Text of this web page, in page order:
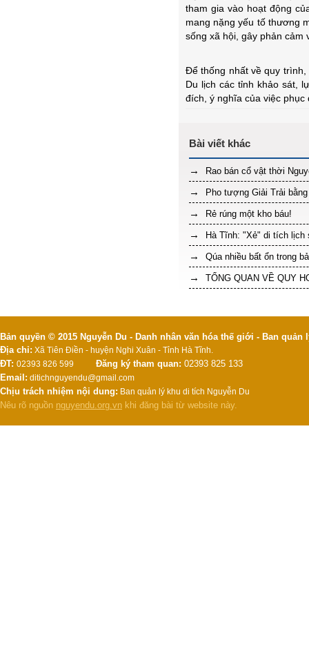
tham gia vào hoạt động
mang nặng yếu tố thương
sống xã hội, gây phản cảm
Để thống nhất về quy
Du lịch các tỉnh khảo sát,
đích, ý nghĩa của việc
Rao bán cổ vật thời
Pho tượng Giải Trải
Rẻ rúng một kho báu!
Hà Tĩnh: "Xẻ" di tích lịch
Qúa nhiều bất ổn trong
TỔNG QUAN VỀ QUY
Bản quyền © 2015 Nguyễn Du - Danh nhân văn hóa thế giới - Ban
Địa chỉ: Xã Tiên Điền - huyện Nghi Xuân - Tỉnh Hà Tĩnh.
ĐT: 02393 826 599 Đăng ký tham quan: 02393 825 133
Email: ditichnguyendu@gmail.com
Chịu trách nhiệm nội dung: Ban quản lý khu di tích Nguyễn Du
Nêu rõ nguồn nguyendu.org.vn khi đăng bài từ website này.